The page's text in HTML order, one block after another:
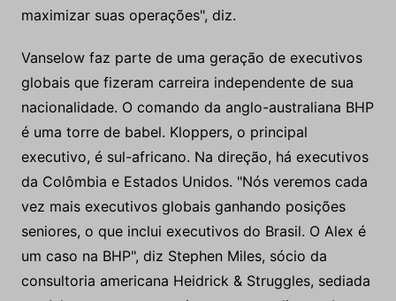
maximizar suas operações", diz.
Vanselow faz parte de uma geração de executivos
globais que fizeram carreira independente de sua
nacionalidade. O comando da anglo-australiana BHP
é uma torre de babel. Kloppers, o principal
executivo, é sul-africano. Na direção, há executivos
da Colômbia e Estados Unidos. "Nós veremos cada
vez mais executivos globais ganhando posições
seniores, o que inclui executivos do Brasil. O Alex é
um caso na BHP", diz Stephen Miles, sócio da
consultoria americana Heidrick & Struggles, sediada